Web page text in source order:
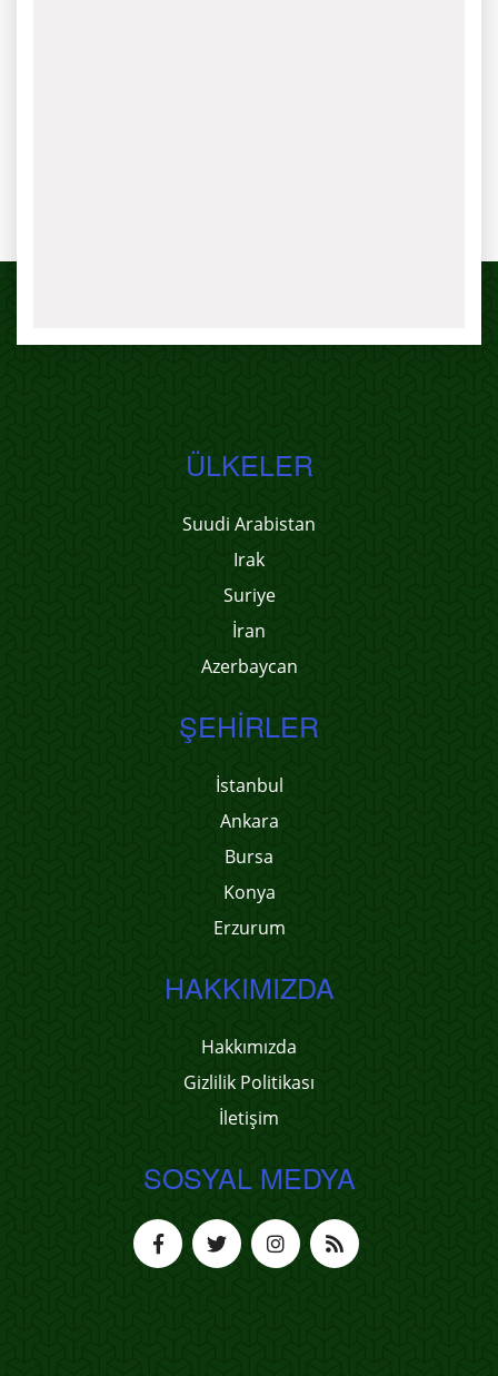
ÜLKELER
Suudi Arabistan
Irak
Suriye
İran
Azerbaycan
ŞEHIRLER
İstanbul
Ankara
Bursa
Konya
Erzurum
HAKKIMIZDA
Hakkımızda
Gizlilik Politikası
İletişim
SOSYAL MEDYA